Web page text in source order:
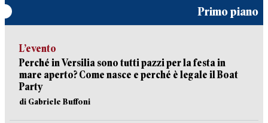
Primo piano
L’evento
Perché in Versilia sono tutti pazzi per la festa in
mare aperto? Come nasce e perché è legale il Boat
Party
di Gabriele Buffoni